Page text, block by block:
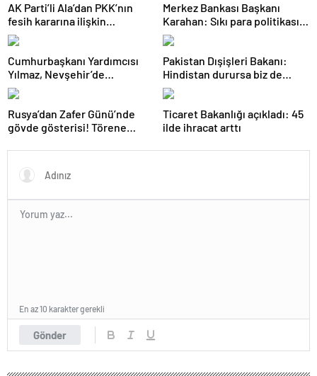
AK Parti’li Ala’dan PKK’nın
fesih kararına ilişkin
açıklama: Pazarlık söz konusu
değildir
Merkez Bankası Başkanı
Karahan: Sıkı para politikası
duruşumuz sürecek
Cumhurbaşkanı Yardımcısı
Yılmaz, Nevşehir’de
temaslarda bulundu! ‘Hiç
kimsenin tereddütü olmasın’
Pakistan Dışişleri Bakanı:
Hindistan durursa biz de
duracağız
Rusya’dan Zafer Günü’nde
gövde gösterisi! Törene
Ticaret Bakanlığı açıkladı: 45
ilde ihracat arttı
Gönder
En az 10 karakter gerekli